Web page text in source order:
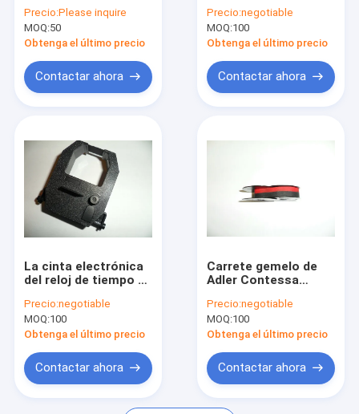
Máquina usada del minilab
pieza del minilab
Mochila
cinta de la etiqueta
Bolso de cosméticos
Paquete perforado
bolsa de almacenamiento
Bolso del ordenador portátil
Precio:Please inquire
MOQ:50
Obtenga el último precio
Contactar ahora
3000i Timesync
compatible
Precio:negotiable
MOQ:100
Obtenga el último precio
Contactar ahora
La cinta electrónica
del reloj de tiempo de
TCX21 ennegrece
compatible
Precio:negotiable
MOQ:100
Obtenga el último precio
Contactar ahora
Carrete gemelo de
Adler Contessa
máquina de escribir
del negro de lujo
compatible de la
Precio:negotiable
MOQ:100
Obtenga el último precio
Contactar ahora